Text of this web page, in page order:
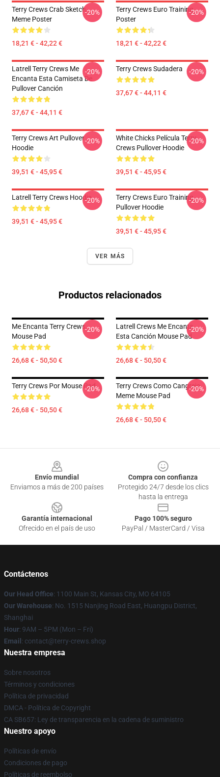
Terry Crews Crab Sketch
Meme Poster
18,21 € - 42,22 €
-20%
Terry Crews Euro Training
Poster
18,21 € - 42,22 €
-20%
Latrell Terry Crews Me
Encanta Esta Camiseta De
Pullover Canción
37,67 € - 44,11 €
-20% Terry Crews Sudadera
37,67 € - 44,11 €
-20%
Terry Crews Art Pullover
Hoodie
39,51 € - 45,95 €
-20%
White Chicks Película Terry
Crews Pullover Hoodie
39,51 € - 45,95 €
-20%
Latrell Terry Crews Hoodie
39,51 € - 45,95 €
-20%
Terry Crews Euro Training
Pullover Hoodie
39,51 € - 45,95 €
-20%
VER MÁS
Productos relacionados
Me Encanta Terry Crews
Mouse Pad
26,68 € - 50,50 €
-20%
Latrell Crews Me Encanta
Esta Canción Mouse Pad
26,68 € - 50,50 €
-20%
Terry Crews Por Mouse Pad
26,68 € - 50,50 €
-20%
Terry Crews Como Cangrejo
Meme Mouse Pad
26,68 € - 50,50 €
-20%
Envío mundial
Enviamos a más de 200 países
Compra con confianza
Protegido 24/7 desde los clics
hasta la entrega
Garantía internacional
Ofrecido en el país de uso
Pago 100% seguro
PayPal / MasterCard / Visa
Contáctenos
Our Head Office: 1100 Main St, Kansas City, MO 64105
Our Warehouse: No. 1515 Nanjing Road East, Huangpu District,
Shanghai
Hour: 9AM – 5PM (Mon – Fri)
Email : contact@terry-crews.shop
Nuestra empresa
Sobre nosotros
Términos y condiciones
Política de privacidad
DMCA - Política de Copyright
CA SB657: Ley de transparencia en la cadena de suministro
Nuestro apoyo
Políticas de envío
Condiciones de pago
Políticas de reembolso